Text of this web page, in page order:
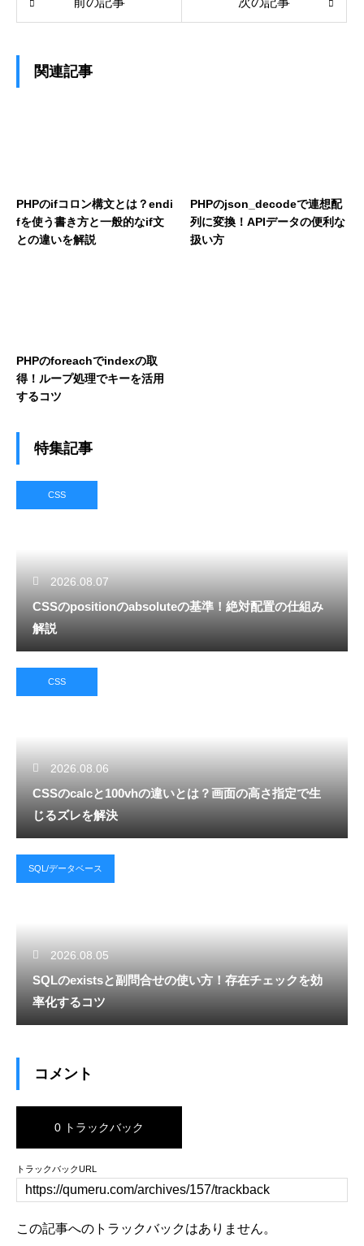
関連記事
PHPのifコロン構文とは？endi
fを使う書き方と一般的なif文
との違いを解説
PHPのjson_decodeで連想配
列に変換！APIデータの便利な
扱い方
PHPのforeachでindexの取
得！ループ処理でキーを活用
するコツ
特集記事
CSS
2026.08.07
CSSのpositionのabsoluteの基準！絶対配置の仕組み
解説
CSS
2026.08.06
CSSのcalcと100vhの違いとは？画面の高さ指定で生
じるズレを解決
SQL/データベース
2026.08.05
SQLのexistsと副問合せの使い方！存在チェックを効
率化するコツ
コメント
0 トラックバック
トラックバックURL
この記事へのトラックバックはありません。